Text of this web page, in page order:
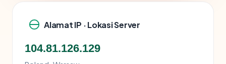
Alamat IP · Lokasi Server
104.81.126.129